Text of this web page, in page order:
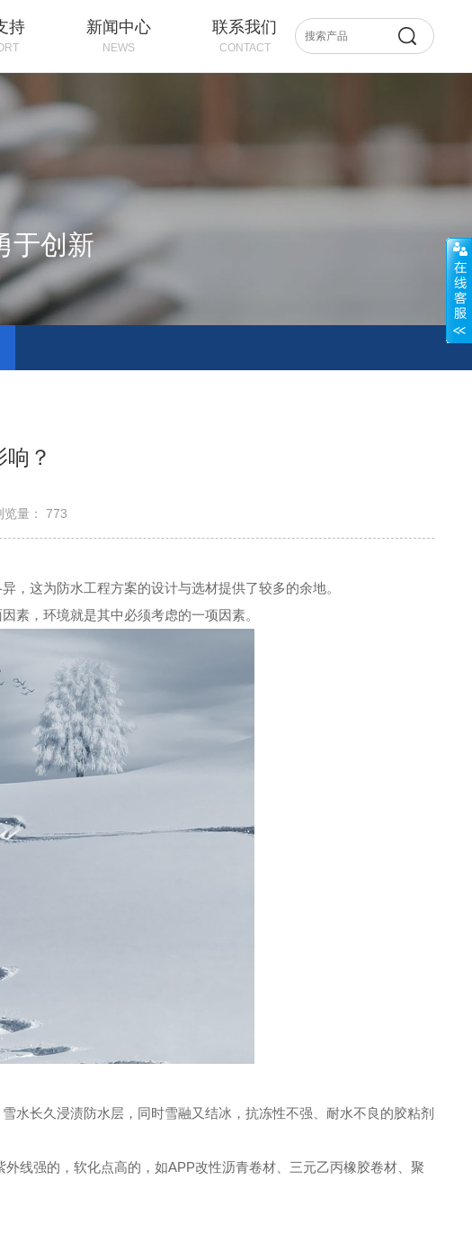
持 新闻中心
NEWS
联系我们
CONTACT
于创新
？
览量： 773
，这为防水工程方案的设计与选材提供了较多的余地。
素，环境就是其中必须考虑的一项因素。
水长久浸渍防水层，同时雪融又结冰，抗冻性不强、耐水不良的胶粘剂
线强的，软化点高的，如APP改性沥青卷材、三元乙丙橡胶卷材、聚